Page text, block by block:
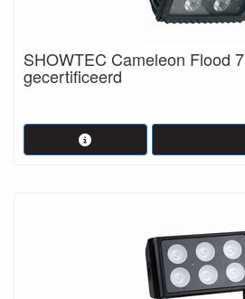
SHOWTEC Cameleon Flood
gecertificeerd